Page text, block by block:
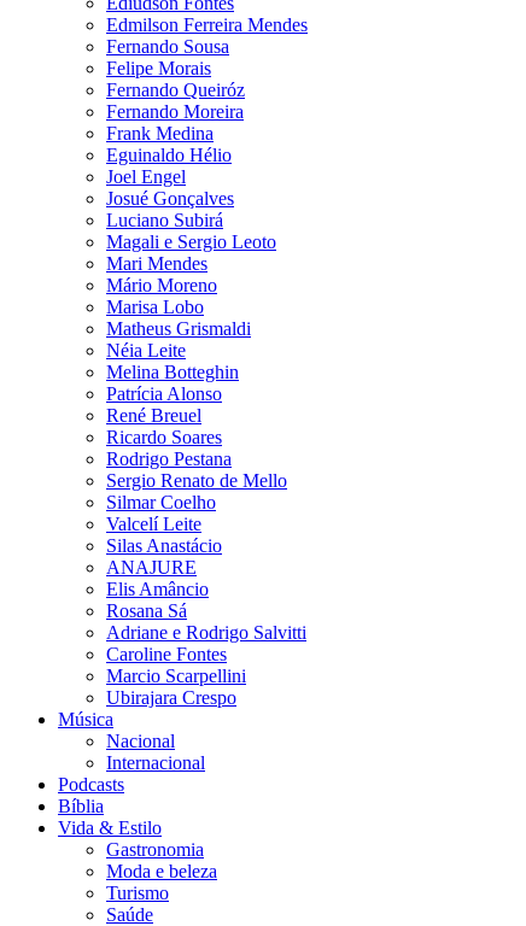
Edmilson Ferreira Mendes
Fernando Sousa
Felipe Morais
Fernando Queiróz
Fernando Moreira
Frank Medina
Eguinaldo Hélio
Joel Engel
Josué Gonçalves
Luciano Subirá
Magali e Sergio Leoto
Mari Mendes
Mário Moreno
Marisa Lobo
Matheus Grismaldi
Néia Leite
Melina Botteghin
Patrícia Alonso
René Breuel
Ricardo Soares
Rodrigo Pestana
Sergio Renato de Mello
Silmar Coelho
Valcelí Leite
Silas Anastácio
ANAJURE
Elis Amâncio
Rosana Sá
Adriane e Rodrigo Salvitti
Caroline Fontes
Marcio Scarpellini
Ubirajara Crespo
Música
Nacional
Internacional
Podcasts
Bíblia
Vida & Estilo
Gastronomia
Moda e beleza
Turismo
Saúde